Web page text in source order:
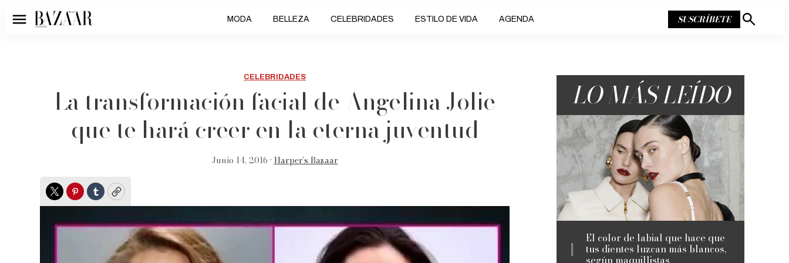
Menú MODA BELLEZA CELEBRIDADES ESTILO DE VIDA AGENDA SUSCRÍBETE
Mostrar
CELEBRIDADES
La transformación facial de Angelina Jolie
que te hará creer en la eterna juventud
Junio 14, 2016 • Harper’s Bazaar
TwitterPinterest
TumblrCopy
LO MÁS LEÍDO
El color de labial que hace que
tus dientes luzcan más blancos,
según maquillistas